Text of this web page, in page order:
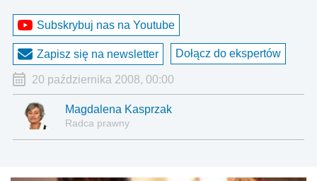
Subskrybuj nas na Youtube
Zapisz się na newsletter Dołącz do ekspertów
20 października 2008, 00:00
Magdalena Kasprzak
Radca prawny